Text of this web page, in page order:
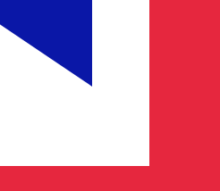
las tasas de los competidores.